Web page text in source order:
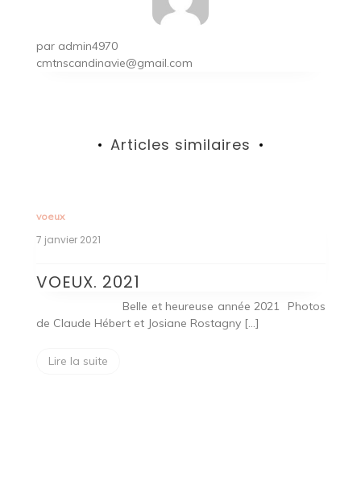
par admin4970
cmtnscandinavie@gmail.com
Articles similaires
voeux
7 janvier 2021
VOEUX. 2021
Belle et heureuse année 2021 Photos
de Claude Hébert et Josiane Rostagny […]
Lire la suite